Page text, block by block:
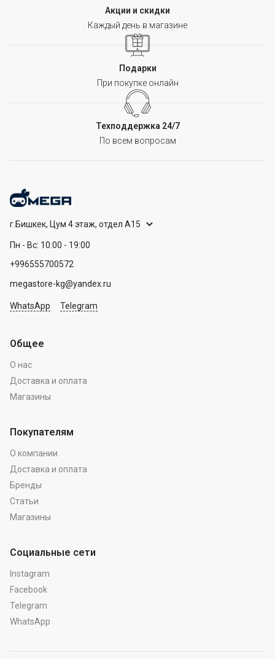
Акции и скидки
Каждый день в магазине
Подарки
При покупке онлайн
Техподдержка 24/7
По всем вопросам
г.Бишкек, Цум 4 этаж, отдел А15
Пн - Вс: 10:00 - 19:00
+996555700572
megastore-kg@yandex.ru
WhatsApp Telegram
Общее
О нас
Доставка и оплата
Магазины
Покупателям
О компании
Доставка и оплата
Бренды
Статьи
Магазины
Социальные сети
Instagram
Facebook
Telegram
WhatsApp